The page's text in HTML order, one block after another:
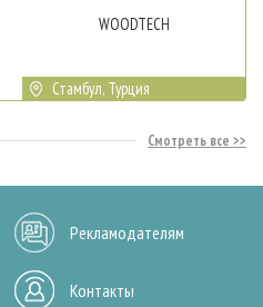
WOODTECH
Стамбул, Турция
Смотреть все
Рекламодателям
Контакты